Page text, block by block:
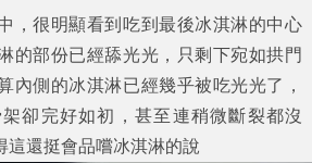
，很明顯看到吃到最後冰淇淋的中心
的部份已經舔光光，只剩下宛如拱門
內側的冰淇淋已經幾乎被吃光光了，
卻完好如初，甚至連稍微斷裂都沒
這還挺會品嚐冰淇淋的說